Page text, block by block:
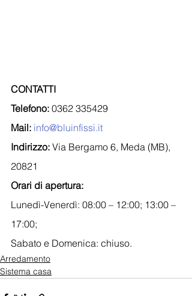
CONTATTI
Telefono: 0362 335429
Mail: info@bluinfissi.it
Indirizzo: Via Bergamo 6, Meda (MB),
20821
Orari di apertura:
Lunedì-Venerdì: 08:00 – 12:00; 13:00 –
17:00;
Sabato e Domenica: chiuso.
Arredamento
Sistema casa